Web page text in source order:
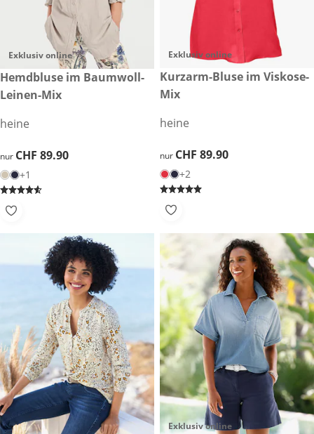
Exklusiv online
CHF 89.90
Hemdbluse im Baumwoll-
Leinen-Mix
heine
CHF 89.90
nur CHF 89.90
+1
Exklusiv online
CHF 89.90
Kurzarm-Bluse im Viskose-
Mix
heine
CHF 89.90
nur CHF 89.90
+2
Exklusiv online